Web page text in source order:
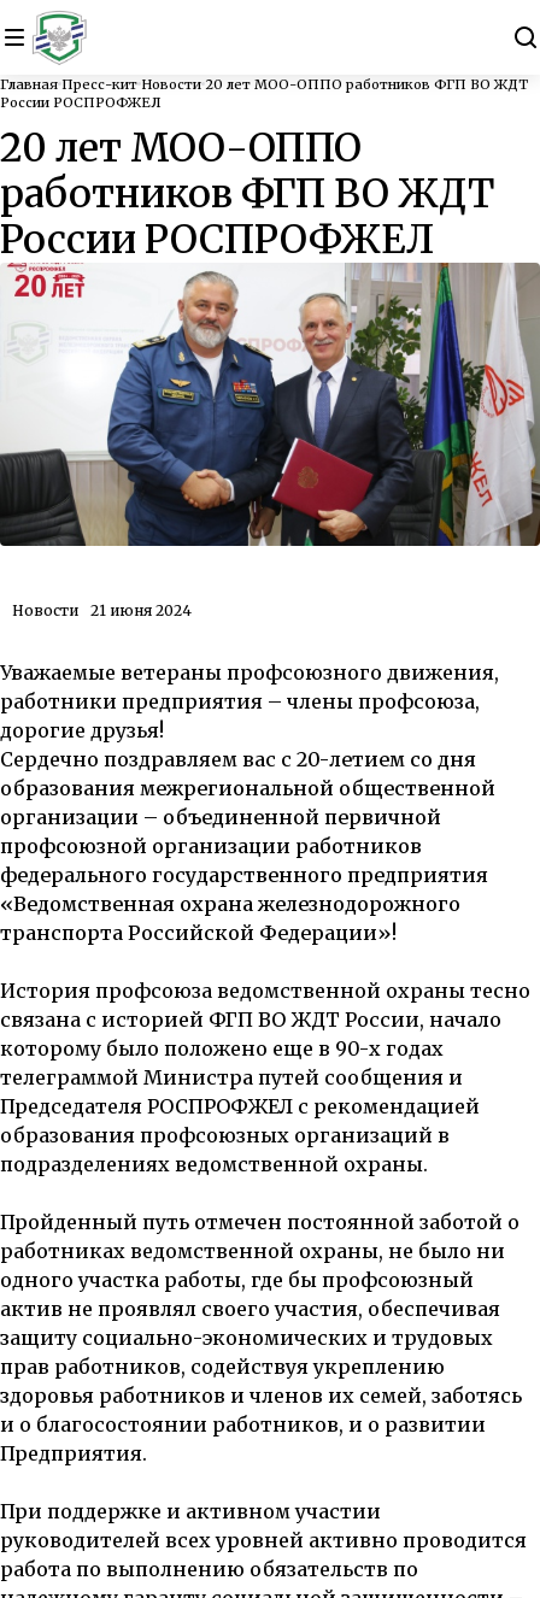
Главная Пресс-кит Новости 20 лет МОО-ОППО работников ФГП ВО ЖДТ
России РОСПРОФЖЕЛ
20 лет МОО-ОППО
работников ФГП ВО ЖДТ
России РОСПРОФЖЕЛ
Новости 21 июня 2024
Уважаемые ветераны профсоюзного движения,
работники предприятия – члены профсоюза,
дорогие друзья!
Сердечно поздравляем вас с 20-летием со дня
образования межрегиональной общественной
организации – объединенной первичной
профсоюзной организации работников
федерального государственного предприятия
«Ведомственная охрана железнодорожного
транспорта Российской Федерации»!
История профсоюза ведомственной охраны тесно
связана с историей ФГП ВО ЖДТ России, начало
которому было положено еще в 90-х годах
телеграммой Министра путей сообщения и
Председателя РОСПРОФЖЕЛ с рекомендацией
образования профсоюзных организаций в
подразделениях ведомственной охраны.
Пройденный путь отмечен постоянной заботой о
работниках ведомственной охраны, не было ни
одного участка работы, где бы профсоюзный
актив не проявлял своего участия, обеспечивая
защиту социально-экономических и трудовых
прав работников, содействуя укреплению
здоровья работников и членов их семей, заботясь
и о благосостоянии работников, и о развитии
Предприятия.
При поддержке и активном участии
руководителей всех уровней активно проводится
работа по выполнению обязательств по